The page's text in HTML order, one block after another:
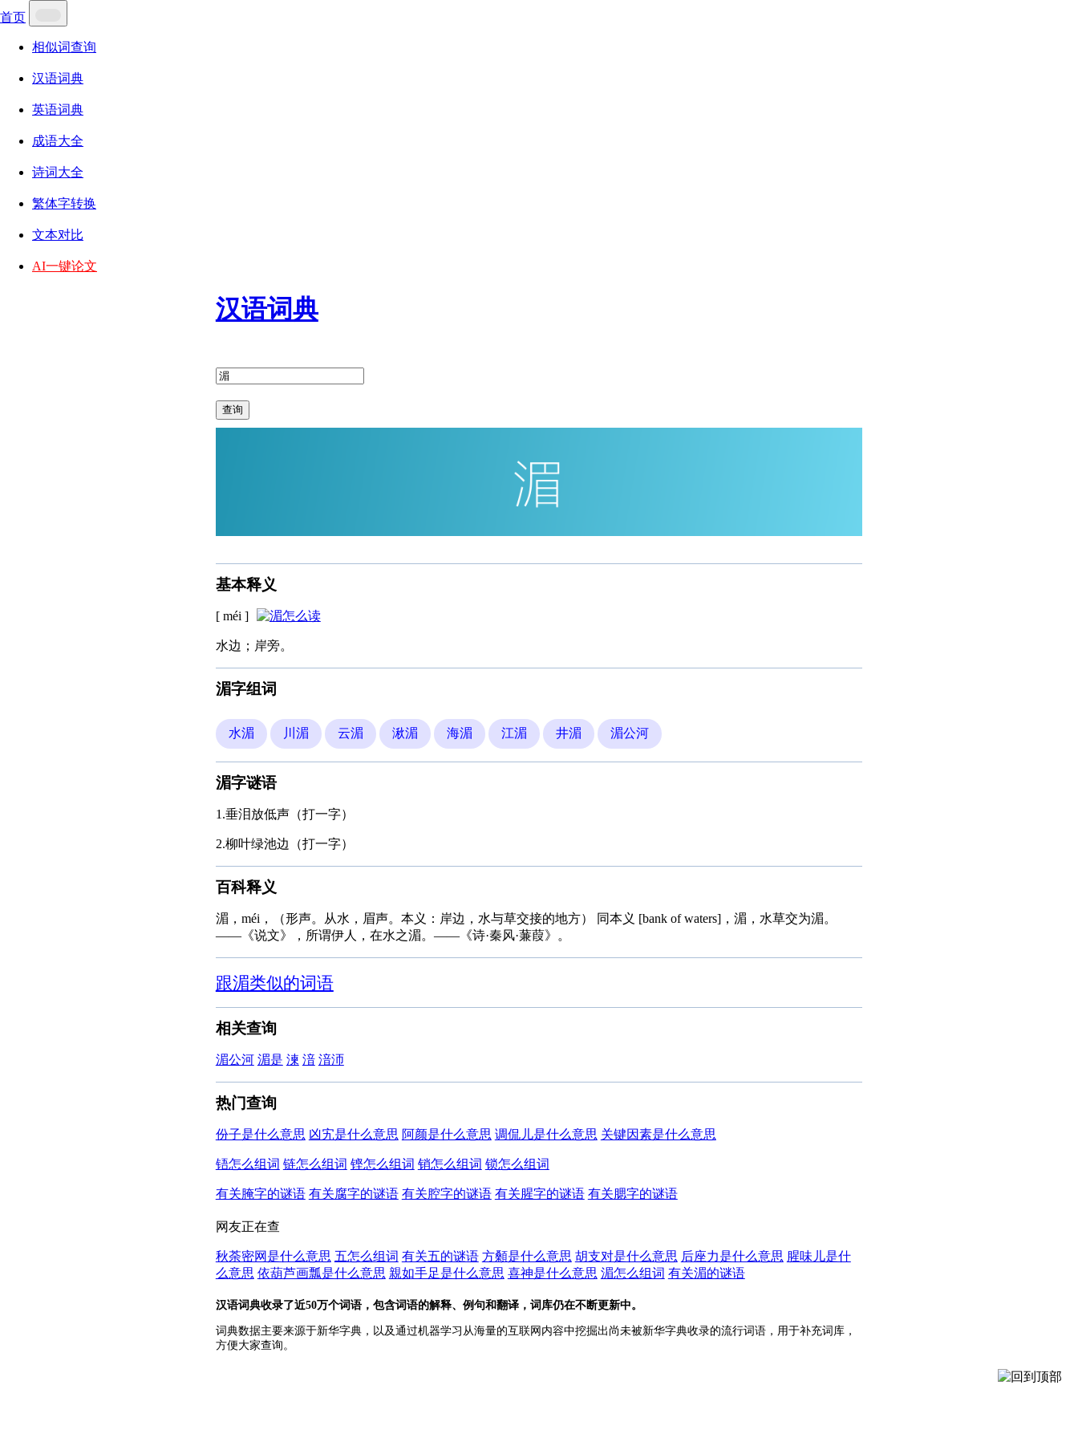
首页
相似词查询
汉语词典
英语词典
成语大全
诗词大全
繁体字转换
文本对比
AI一键论文
汉语词典
查询
基本释义
[ méi ]
水边；岸旁。
湄字组词
水湄 川湄 云湄 湫湄 海湄 江湄 井湄 湄公河
湄字谜语
1.垂泪放低声（打一字）
2.柳叶绿池边（打一字）
百科释义
湄，méi，（形声。从水，眉声。本义：岸边，水与草交接的地方） 同本义 [bank of waters]，湄，水草交为湄。
――《说文》，所谓伊人，在水之湄。――《诗·秦风·蒹葭》。
跟湄类似的词语
相关查询
湄公河 湄是 湅 湆 湆沞
热门查询
份子是什么意思 凶宄是什么意思 阿颜是什么意思 调侃儿是什么意思 关键因素是什么意思
铻怎么组词 链怎么组词 铿怎么组词 销怎么组词 锁怎么组词
有关腌字的谜语 有关腐字的谜语 有关腔字的谜语 有关腥字的谜语 有关腮字的谜语
网友正在查
秋荼密网是什么意思 五怎么组词 有关五的谜语 方顙是什么意思 胡支对是什么意思 后座力是什么意思 腥味儿是什
么意思 依葫芦画瓢是什么意思 親如手足是什么意思 喜神是什么意思 湄怎么组词 有关湄的谜语
汉语词典收录了近50万个词语，包含词语的解释、例句和翻译，词库仍在不断更新中。
词典数据主要来源于新华字典，以及通过机器学习从海量的互联网内容中挖掘出尚未被新华字典收录的流行词语，用于补充词库，
方便大家查询。